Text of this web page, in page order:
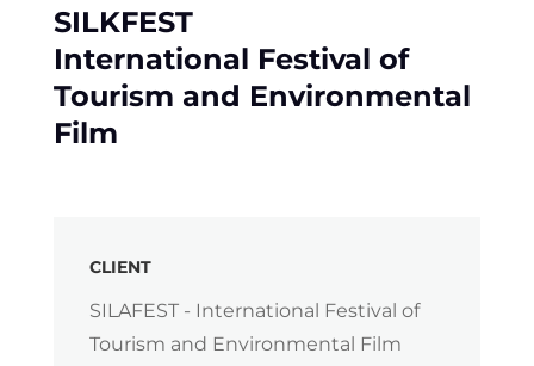
SILKFEST
International Festival of
Tourism and Environmental
Film
CLIENT
SILAFEST - International Festival of
Tourism and Environmental Film